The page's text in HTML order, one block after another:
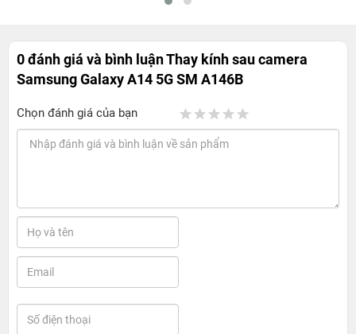
0 đánh giá và bình luậnThay kính sau camera
Samsung Galaxy A14 5G SM A146B
Chọn đánh giá của bạn